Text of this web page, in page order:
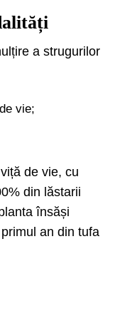
a strugurilor
vie;
de vie, cu
din lăstarii
însăși
an din tufa